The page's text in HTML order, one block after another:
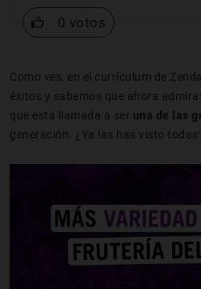
0 votos
Como ves, en el currículum de
éxitos y sabemos que ahora
que está llamada a ser una de las
generación. ¿Ya las has visto